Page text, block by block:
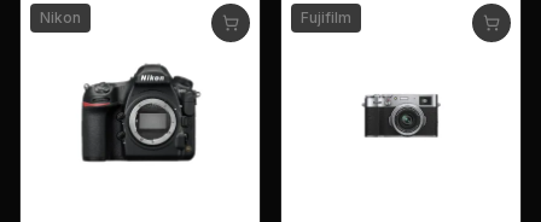
Nikon Fujifilm